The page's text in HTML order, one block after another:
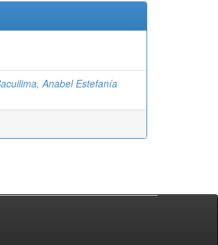
Anabel Estefanía